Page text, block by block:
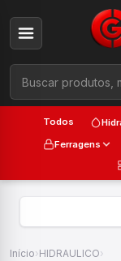
Todos
Ferragens
Início›HIDRAULICO›